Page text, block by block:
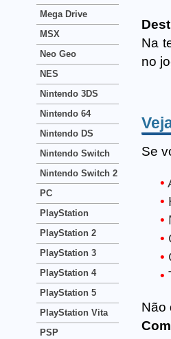
Na
no
Se
Não
Mega Drive
MSX
Neo Geo
NES
Nintendo 3DS
Nintendo 64
Nintendo DS
Nintendo Switch
Nintendo Switch 2
PC
PlayStation
PlayStation 2
PlayStation 3
PlayStation 4
PlayStation 5
PlayStation Vita
PSP